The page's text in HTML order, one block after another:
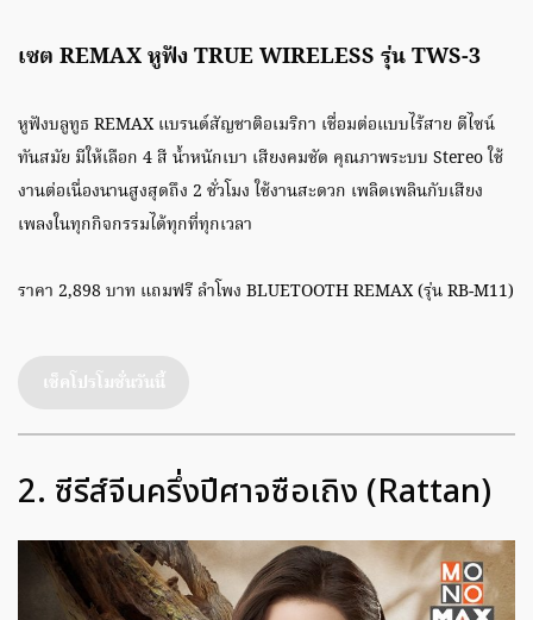
เซต REMAX หูฟัง TRUE WIRELESS รุ่น TWS-3
หูฟังบลูทูธ REMAX แบรนด์สัญชาติอเมริกา เชื่อมต่อแบบไร้สาย ดีไซน์
ทันสมัย มีให้เลือก 4 สี น้ำหนักเบา เสียงคมชัด คุณภาพระบบ Stereo ใช้
งานต่อเนื่องนานสูงสุดถึง 2 ชั่วโมง ใช้งานสะดวก เพลิดเพลินกับเสียง
เพลงในทุกกิจกรรมได้ทุกที่ทุกเวลา
ราคา 2,898 บาท แถมฟรี ลำโพง BLUETOOTH REMAX (รุ่น RB-M11)
เช็คโปรโมชั่นวันนี้
2. ซีรีส์จีนครึ่งปีศาจซือเถิง (Rattan)